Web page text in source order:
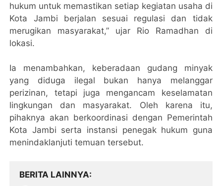
hukum untuk memastikan setiap kegiatan usaha di
Kota Jambi berjalan sesuai regulasi dan tidak
merugikan masyarakat,” ujar Rio Ramadhan di
lokasi.
Ia menambahkan, keberadaan gudang minyak
yang diduga ilegal bukan hanya melanggar
perizinan, tetapi juga mengancam keselamatan
lingkungan dan masyarakat. Oleh karena itu,
pihaknya akan berkoordinasi dengan Pemerintah
Kota Jambi serta instansi penegak hukum guna
menindaklanjuti temuan tersebut.
BERITA LAINNYA